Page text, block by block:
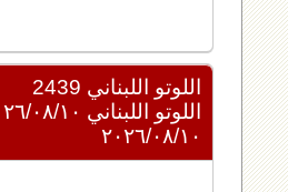
اللوتو اللبناني 2439
اللوتو اللبناني ٢٠٢٦/٠٨/١٠
٢٠٢٦/٠٨/١٠